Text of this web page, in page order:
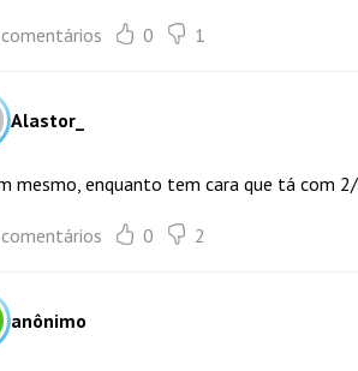
0 1
Alastor_
mesmo, enquanto tem cara que tá com
0 2
anônimo